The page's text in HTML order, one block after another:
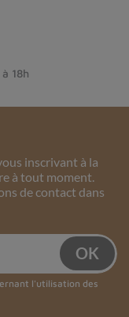
18h
inscrivant à la
à tout moment.
de contact dans
l'utilisation des